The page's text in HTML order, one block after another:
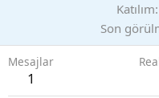
Katılım
Son
Mesajlar
1